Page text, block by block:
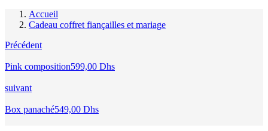
Accueil
Cadeau coffret fiançailles et mariage
Précédent
Pink composition599,00 Dhs
suivant
Box panaché549,00 Dhs